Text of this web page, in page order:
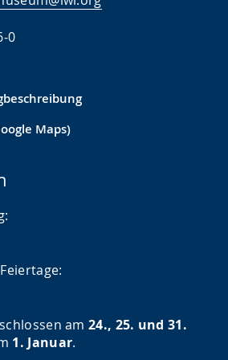
0
Maps)
am 24., 25. und 31.
1. Januar.